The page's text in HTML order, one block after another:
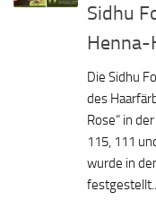
Sidhu
Die Sidhu
des
Rose“ in
115, 111
wurde in